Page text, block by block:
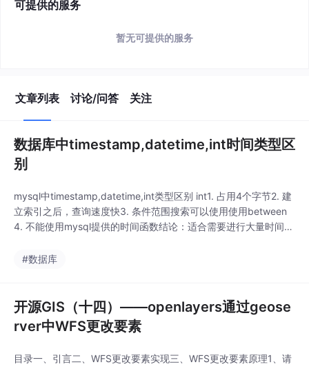
可提供的服务
暂无可提供的服务
文章列表 讨论/问答 关注
数据库中timestamp,datetime,int时间类型区
别
mysql中timestamp,datetime,int类型区别 int1. 占用4个字节2. 建
立索引之后，查询速度快3. 条件范围搜索可以使用使用between
4. 不能使用mysql提供的时间函数结论：适合需要进行大量时间范
定义值，系统不会自动修改其值。3. 实际格式储存
#数据库
开源GIS（十四）——openlayers通过geose
rver中WFS更改要素
目录一、引言二、WFS更改要素实现三、WFS更改要素原理1、请